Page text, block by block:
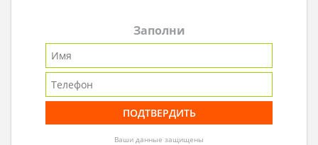
Заполни
Ваши данные защищены